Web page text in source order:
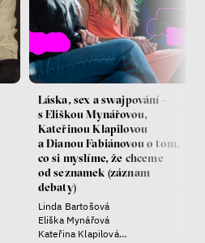
Láska, sex a swajpování –
s Eliškou Mynářovou,
Kateřinou Klapilovou
a Dianou Fabiánovou o tom,
co si myslíme, že chceme
od seznamek (záznam
debaty)
Linda Bartošová
Eliška Mynářová
Kateřina Klapilová